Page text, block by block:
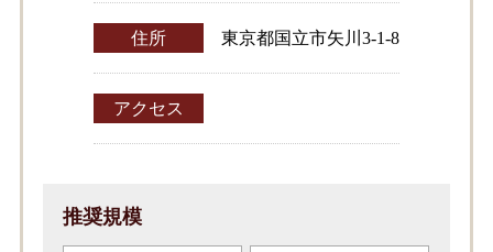
住所 東京都国立市矢川3-1-8
アクセス
推奨規模